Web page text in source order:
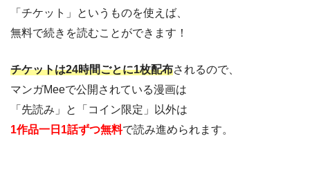
「チケット」というものを使えば、
無料で続きを読むことができます！
チケットは24時間ごとに1枚配布されるので、
マンガMeeで公開されている漫画は
「先読み」と「コイン限定」以外は
1作品一日1話ずつ無料で読み進められます。